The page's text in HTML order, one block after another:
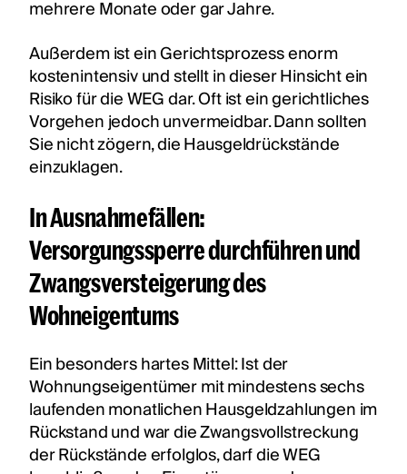
mehrere Monate oder gar Jahre.
Außerdem ist ein Gerichtsprozess enorm
kostenintensiv und stellt in dieser Hinsicht ein
Risiko für die WEG dar. Oft ist ein gerichtliches
Vorgehen jedoch unvermeidbar. Dann sollten
Sie nicht zögern, die Hausgeldrückstände
einzuklagen.
In Ausnahmefällen:
Versorgungssperre durchführen und
Zwangsversteigerung des
Wohneigentums
Ein besonders hartes Mittel: Ist der
Wohnungseigentümer mit mindestens sechs
laufenden monatlichen Hausgeldzahlungen im
Rückstand und war die Zwangsvollstreckung
der Rückstände erfolglos, darf die WEG